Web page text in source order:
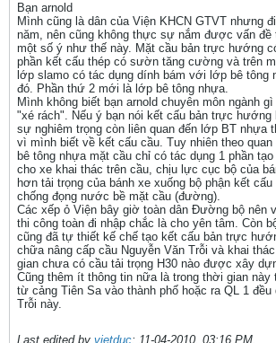
Bạn arnold
Mình cũng là dân của Viện KHCN GTVT nhưng
năm, nên cũng không thực sự nắm được vấn đề
một số ý như thế này. Mặt cầu bản trực hướng
phần kết cấu thép có sườn tăng cường và trên
lớp slamo có tác dụng dính bám với lớp bê tông
đó. Phần thứ 2 mới là lớp bê tông nhựa.
Mình không biết bạn arnold chuyên môn ngành
"xé rách". Nếu ý bạn nói kết cấu bản trực
sự nghiêm trọng còn liên quan đến lớp BT nhựa
vì mình biết về kết cấu cầu. Tuy nhiên theo
bê tông nhựa mặt cầu chỉ có tác dụng 1 phần
cho xe khai thác trên cầu, chịu lực cục bộ của
hơn tải trọng của bánh xe xuống bộ phận kết
chống đọng nước bề mặt cầu (đường).
Các xếp ỏ Viện bây giờ toàn dân Đường bộ nên
thi công toàn đi nhập chắc là cho yên tâm. Còn
cũng đã tự thiết kế chế tạo kết cấu bản trực
chữa nâng cấp cầu Nguyễn Văn Trỗi và khai
gian chưa có cầu tải trọng H30 nào được xây
Cũng thêm ít thông tin nữa là trong thời gian này
từ cảng Tiên Sa vào thành phố hoặc ra QL 1 đều
Trỗi này.
Last edited by vietduc; 11-04-2010, 03:16 PM.